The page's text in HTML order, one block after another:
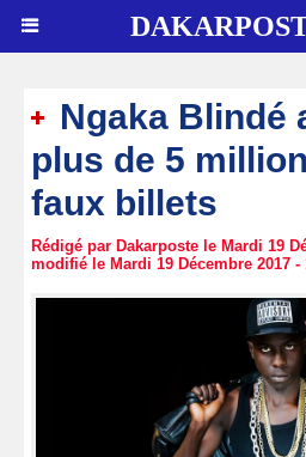
Ngaka Blindé
plus de 5
faux billets
Rédigé par Dakarposte le Mardi 19
modifié le Mardi 19 Décembre 2017 -